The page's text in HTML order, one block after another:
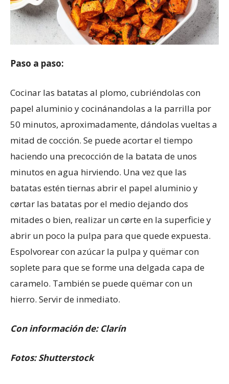
Paso a paso:
Cocinar las batatas al plomo, cubriéndolas con
papel aluminio y cocinánandolas a la parrilla por
50 minutos, aproximadamente, dándolas vueltas a
mitad de cocción. Se puede acortar el tiempo
haciendo una precocción de la batata de unos
minutos en agua hirviendo. Una vez que las
batatas estén tiernas abrir el papel aluminio y
cørtar las batatas por el medio dejando dos
mitades o bien, realizar un cørte en la superficie y
abrir un poco la pulpa para que quede expuesta.
Espolvorear con azúcar la pulpa y quëmar con
soplete para que se forme una delgada capa de
caramelo. También se puede quëmar con un
hierro. Servir de inmediato.
Con información de: Clarín
Fotos: Shutterstock